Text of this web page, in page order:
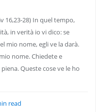
16,23-28) In quel tempo,
in verità io vi dico: se
mio nome, egli ve la darà.
nome. Chiedete e
Queste cose ve le ho
read